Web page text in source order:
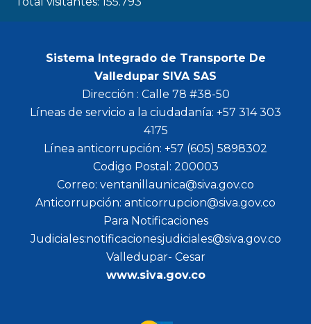
Sistema Integrado de Transporte De
Valledupar SIVA SAS
Dirección : Calle 78 #38-50
Líneas de servicio a la ciudadanía: +57 314 303
4175
Línea anticorrupción: +57 (605) 5898302
Codigo Postal: 200003
Correo: ventanillaunica@siva.gov.co
Anticorrupción: anticorrupcion@siva.gov.co
Para Notificaciones
Judiciales:notificacionesjudiciales@siva.gov.co
Valledupar- Cesar
www.siva.gov.co